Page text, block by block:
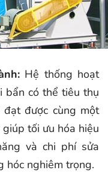
Hệ thống hoạt
bẩn có thể tiêu thụ
được cùng một
tối ưu hóa hiệu
và chi phí sửa
hóc nghiêm trọng.